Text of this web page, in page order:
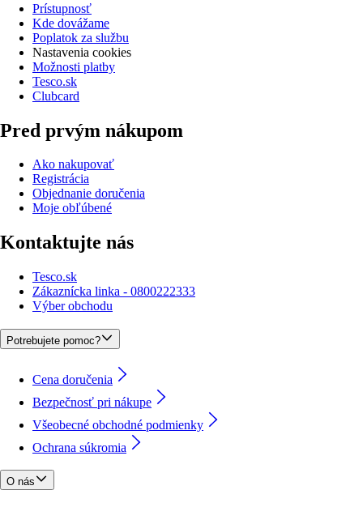
Prístupnosť
Kde dovážame
Poplatok za službu
Nastavenia cookies
Možnosti platby
Tesco.sk
Clubcard
Pred prvým nákupom
Ako nakupovať
Registrácia
Objednanie doručenia
Moje obľúbené
Kontaktujte nás
Tesco.sk
Zákaznícka linka - 0800222333
Výber obchodu
Potrebujete pomoc?
Cena doručenia
Bezpečnosť pri nákupe
Všeobecné obchodné podmienky
Ochrana súkromia
O nás